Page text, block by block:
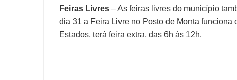
Feiras Livres – As feiras livres do município
dia 31 a Feira Livre no Posto de Monta funciona
Estados, terá feira extra, das 6h às 12h.